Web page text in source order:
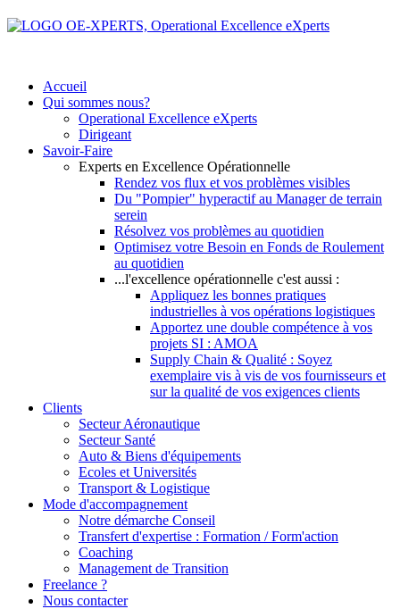
Accueil
Qui sommes nous?
Operational Excellence eXperts
Dirigeant
Savoir-Faire
Experts en Excellence Opérationnelle
Rendez vos flux et vos problèmes visibles
Du "Pompier" hyperactif au Manager de terrain
serein
Résolvez vos problèmes au quotidien
Optimisez votre Besoin en Fonds de Roulement
au quotidien
...l'excellence opérationnelle c'est aussi :
Appliquez les bonnes pratiques
industrielles à vos opérations logistiques
Apportez une double compétence à vos
projets SI : AMOA
Supply Chain & Qualité : Soyez
exemplaire vis à vis de vos fournisseurs et
sur la qualité de vos exigences clients
Clients
Secteur Aéronautique
Secteur Santé
Auto & Biens d'équipements
Ecoles et Universités
Transport & Logistique
Mode d'accompagnement
Notre démarche Conseil
Transfert d'expertise : Formation / Form'action
Coaching
Management de Transition
Freelance ?
Nous contacter